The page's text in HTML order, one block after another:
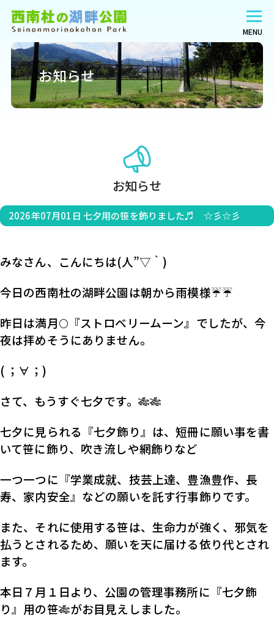
MENU
お知らせ
お知らせ
2026年07月01日 七夕用の笹を飾りました♬ ☆彡☆彡
みなさん、こんにちは(人”▽｀)
今日の西南杜の湖畔公園は朝から雨模様☔☔
昨日は満月🌕『ストロベリームーン』でしたが、今
夜は拝めそうにありません。
( ；∀；)
さて、もうすぐ七夕です。🎋🎋
七夕に見られる『七夕飾り』は、短冊に願い事を書
いて笹に飾り、吹き流しや網飾りなど
一つ一つに『学業成就、技芸上達、豊漁豊作、長
寿、家内安全』などの願いを託す行事飾りです。
また、それに使用する笹は、生命力が強く、邪気を
払うとされるため、願いを天に届ける依り代とされ
ます。
本日７月１日より、公園の管理事務所に『七夕飾
り』用の笹🎋がお目見えしました。